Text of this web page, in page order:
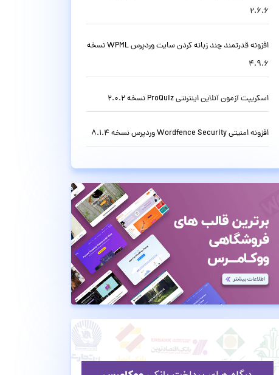
2.6.6
افزونه قدرتمند چند زبانه کردن سایت وردپرس WPML نسخه
4.9.6
اسکریپت آزمون آنلاین اینترنتی ProQuiz نسخه 2.0.2
افزونه امنیتی Wordfence Security وردپرس نسخه 8.1.4